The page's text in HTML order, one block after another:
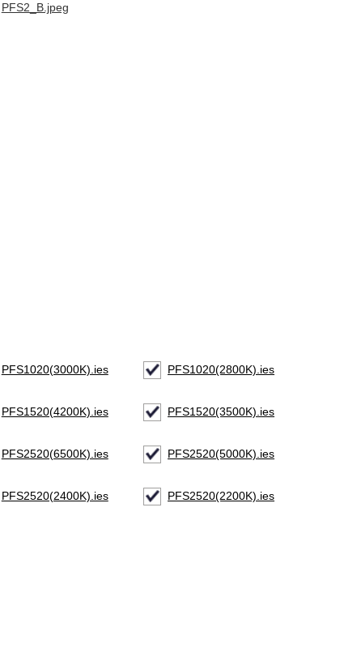
PFS2_B.jpeg
PFS1020(3000K).ies PFS1020(2800K).ies
PFS1520(4200K).ies PFS1520(3500K).ies
PFS2520(6500K).ies PFS2520(5000K).ies
PFS2520(2400K).ies PFS2520(2200K).ies